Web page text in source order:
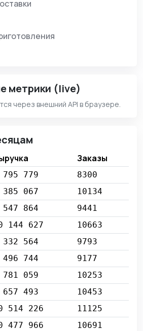
метрики (live)
через внешний API в браузере.
Заказы
795 779
8300
385 067
10134
547 864
9441
144 627
10663
332 564
9793
496 744
9177
781 059
10253
657 493
10453
514 226
11125
477 966
10691